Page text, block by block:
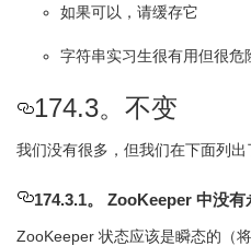
如果可以，请缓存它
字符串实习生很有用但很危
174.3。不变
我们没有很多，但我们在下面列
174.3.1。 ZooKeeper 中没有
ZooKeeper 状态应该是瞬态的（